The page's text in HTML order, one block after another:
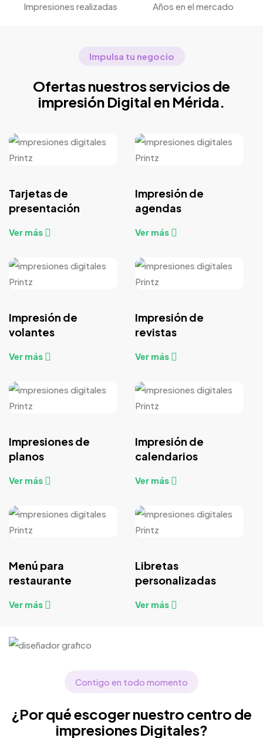
Impresiones realizadas Años en el mercado
Impulsa tu negocio
Ofertas nuestros servicios de
impresión Digital en Mérida.
Tarjetas de
presentación
Ver más
Impresión de
agendas
Ver más
Impresión de
volantes
Ver más
Impresión de
revistas
Ver más
Impresiones de
planos
Ver más
Impresión de
calendarios
Ver más
Menú para
restaurante
Ver más
Libretas
personalizadas
Ver más
Contigo en todo momento
¿Por qué escoger nuestro centro de
impresiones Digitales?